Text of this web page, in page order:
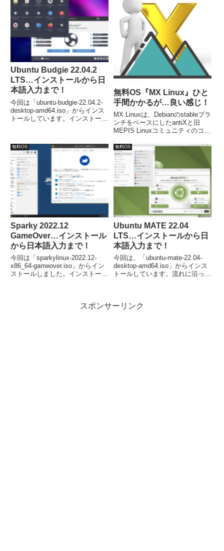
件は、CPU：1.6GHz、メモリ：
1GB以上。
Ubuntu Budgie 22.04.2
LTS…インストールから日
本語入力まで！
今回は「ubuntu-budgie-22.04.2-
desktop-amd64.iso」からインス
トールしています。インストール
無料OS『MX Linux』ひと
手間かかるが…良い感じ！
MX Linuxは、Debianのstableブラ
ンチをベースにしたantiXと旧
MEPIS Linuxコミュニティのコラ
スクトップ環境がXfceで、低ス
ペックのパソコンでも対応可能。
インストールと日本語入力の設定
には、一癖あり。
無料OS
Sparky 2022.12
GameOver…インストール
から日本語入力まで！
今回は「sparkylinux-2022.12-
x86_64-gameover.iso」からイン
ストールしました。インストール
無料OS
Ubuntu MATE 22.04
LTS…インストールから日
本語入力まで！
今回は、「ubuntu-mate-22.04-
desktop-amd64.iso」からインス
トールしています。流れに沿って
スポンサーリンク